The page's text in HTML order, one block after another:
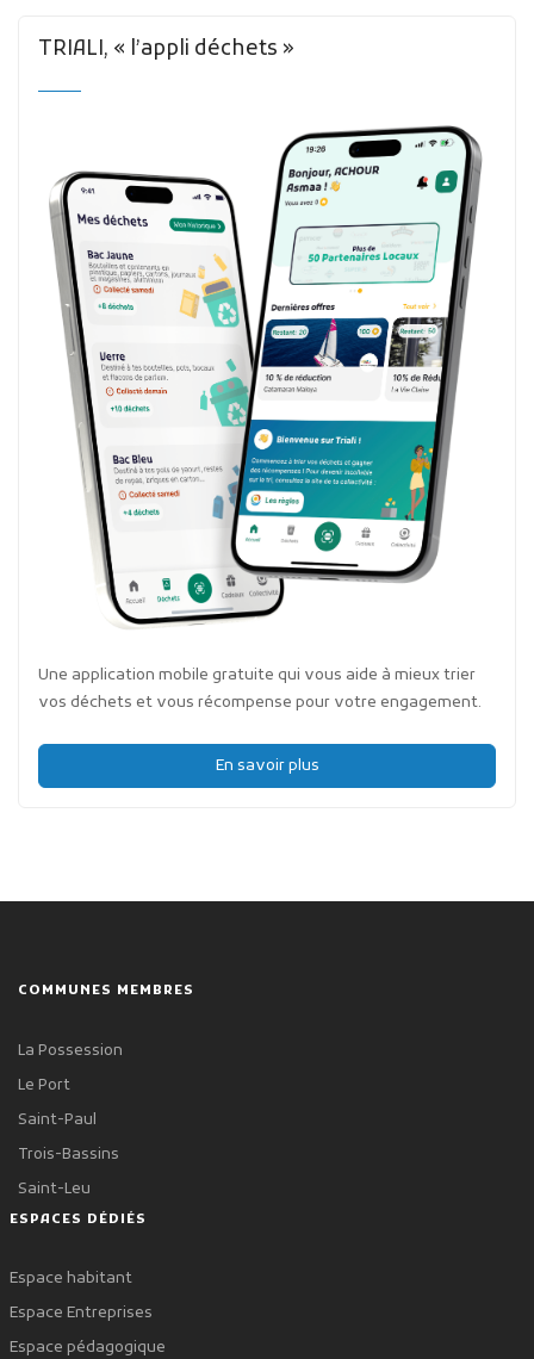
TRIALI, « l’appli déchets »
Une application mobile gratuite qui vous aide à mieux trier
vos déchets et vous récompense pour votre engagement.
En savoir plus
COMMUNES MEMBRES
La Possession
Le Port
Saint-Paul
Trois-Bassins
Saint-Leu
ESPACES DÉDIÉS
Espace habitant
Espace Entreprises
Espace pédagogique